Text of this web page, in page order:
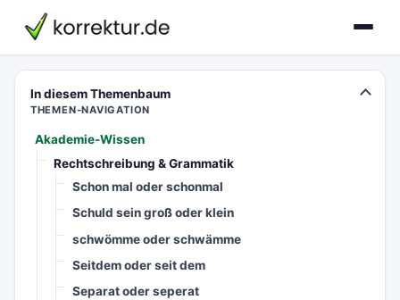
korrektur.de
In diesem Themenbaum
THEMEN-NAVIGATION
Akademie-Wissen
Rechtschreibung & Grammatik
Schon mal oder schonmal
Schuld sein groß oder klein
schwömme oder schwämme
Seitdem oder seit dem
Separat oder seperat